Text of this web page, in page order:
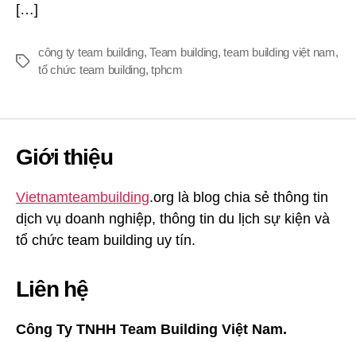
[…]
Thẻ
công ty team building,Team building,team building việt nam,
tổ chức team building,tphcm
Giới thiệu
Vietnamteambuilding.org là blog chia sẻ thông tin
dịch vụ doanh nghiệp, thông tin du lịch sự kiện và
tổ chức team building uy tín.
Liên hệ
Công Ty TNHH Team Building Việt Nam.